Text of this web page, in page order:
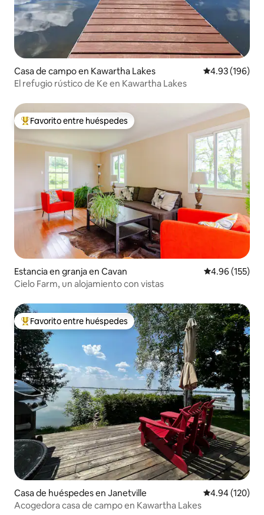
Casa de campo en Kawartha Lakes Calificación
4.93 (196)
El refugio rústico de Ke en Kawartha Lakes
De los mejores en Favorito entre huéspedes
Favorito entre huéspedes
Estancia en granja en Cavan Calificación
4.96 (155)
Cielo Farm, un alojamiento con vistas
De los mejores en Favorito entre huéspedes
Favorito entre huéspedes
Casa de huéspedes en Janetville Calificación
4.94 (120)
Acogedora casa de campo en Kawartha Lakes